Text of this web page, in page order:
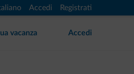
Accedi Registrati
vacanza Accedi